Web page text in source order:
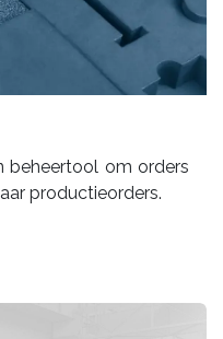
beheertool om orders
productieorders.